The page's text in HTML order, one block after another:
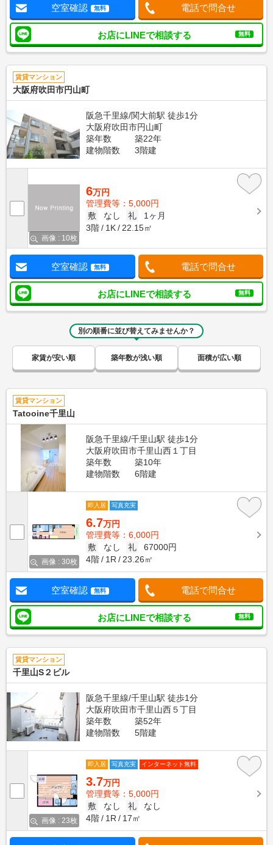
空室確認 無料 電話で問合せ
お店にLINEで相談する 無料
賃貸マンション
大阪府吹田市円山町
阪急千里線/関大前駅 徒歩1分
大阪府吹田市円山町
築年数
築22年
建物階数
3階建
画像 : 10枚
6万円
管理費等：5,000円
敷
なし 礼
1ヶ月
3階
1K 22.15㎡
空室確認 無料 電話で問合せ
お店にLINEで相談する 無料
別の順番に並び替えてみませんか？
家賃が安い順 築年数が浅い順 面積が広い順
賃貸マンション
Tatooine千里山
阪急千里線/千里山駅 徒歩1分
大阪府吹田市千里山西１丁目
築年数
築10年
建物階数
6階建
画像 : 30枚
即入居 写真充実
6.7万円
管理費等：6,000円
敷
なし 礼
67000円
4階
1R 23.26㎡
空室確認 無料 電話で問合せ
お店にLINEで相談する 無料
賃貸マンション
千里山S２ビル
阪急千里線/千里山駅 徒歩1分
大阪府吹田市千里山西５丁目
築年数
築52年
建物階数
5階建
画像 : 23枚
即入居 写真充実 インターネット無料
3.7万円
管理費等：5,000円
敷
なし 礼
なし
4階
1R 17㎡